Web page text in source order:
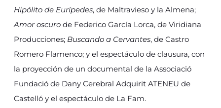
Hipólito de Eurípedes, de Maltravieso y la Almena;
Amor oscuro de Federico García Lorca, de Viridiana
Producciones; Buscando a Cervantes, de Castro
Romero Flamenco; y el espectáculo de clausura, con
la proyección de un documental de la Associació
Fundació de Dany Cerebral Adquirit ATENEU de
Castelló y el espectáculo de La Fam.